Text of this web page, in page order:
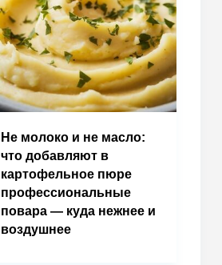
Не молоко и не масло:
что добавляют в
картофельное пюре
профессиональные
повара — куда нежнее и
воздушнее